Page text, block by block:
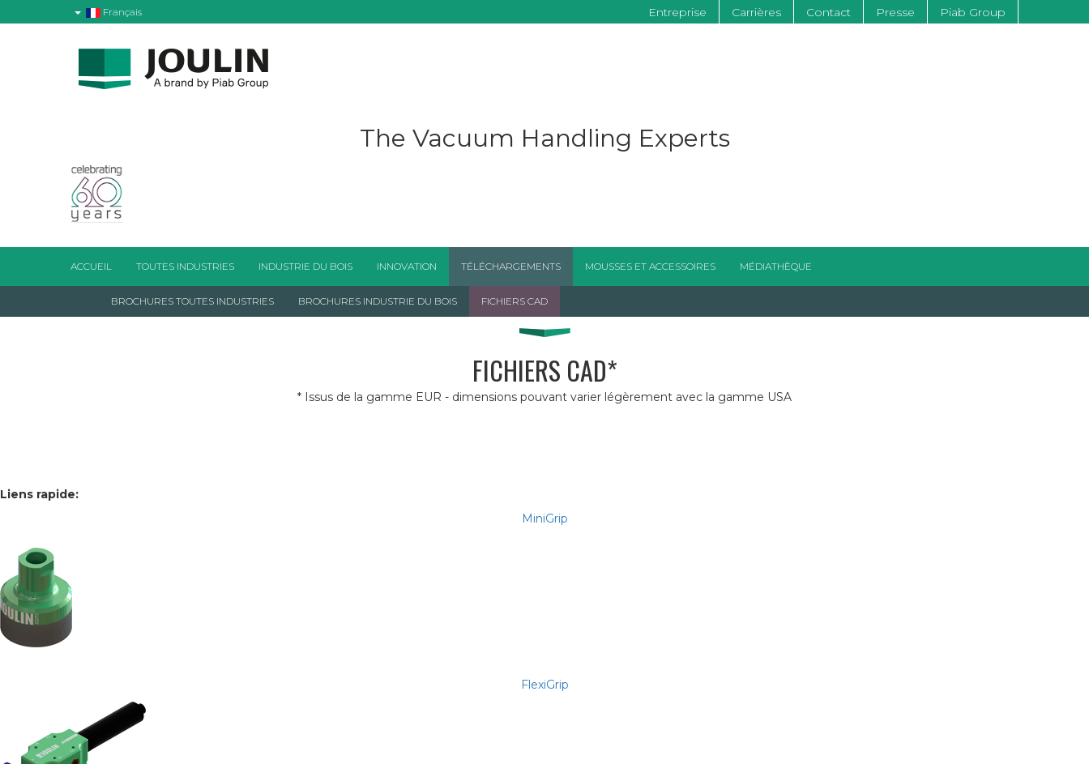
Français Entreprise Carrières Contact Presse Piab Group
The Vacuum Handling Experts
ACCUEIL TOUTES INDUSTRIES INDUSTRIE DU BOIS INNOVATION TÉLÉCHARGEMENTS
BROCHURES TOUTES INDUSTRIES BROCHURES INDUSTRIE DU BOIS FICHIERS CAD
MOUSSES ET ACCESSOIRES MÉDIATHÈQUE
FICHIERS CAD*
* Issus de la gamme EUR - dimensions pouvant varier légèrement avec la gamme USA
Liens rapide:
MiniGrip
FlexiGrip